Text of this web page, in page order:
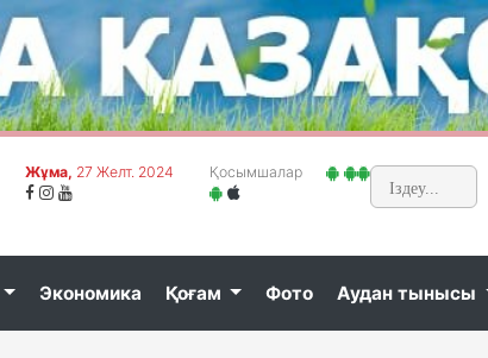
Жұма, 27 Желт. 2024 Қосымшалар
Экономика Қоғам Фото Аудан тынысы